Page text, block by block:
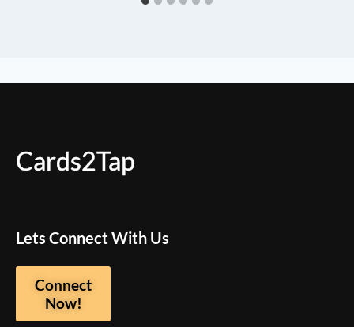
Cards2Tap
Lets Connect With Us
Connect
Now!